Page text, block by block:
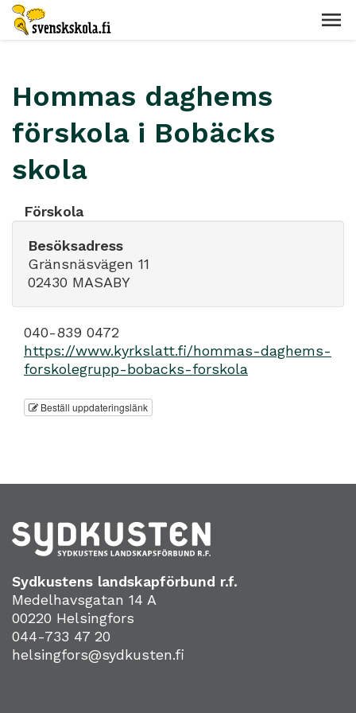
Hommas daghems
förskola i Bobäcks
skola
Förskola
Besöksadress
Gränsnäsvägen 11
02430 MASABY
040-839 0472
https://www.kyrkslatt.fi/hommas-daghems-
forskolegrupp-bobacks-forskola
Beställ uppdateringslänk
Sydkustens landskapförbund r.f.
Medelhavsgatan 14 A
00220 Helsingfors
044-733 47 20
helsingfors@sydkusten.fi